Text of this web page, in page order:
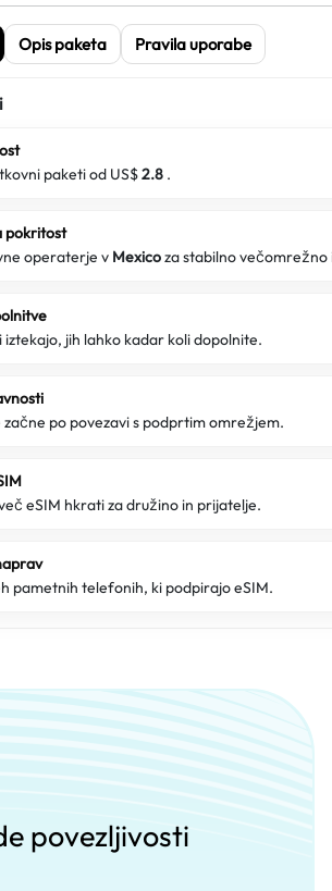
Opis paketa Pravila uporabe
paketi od US$2.8 .
pokritost
operaterje v Mexicoza stabilno večomrežno
iztekajo, jih lahko kadar koli dopolnite.
začne po povezavi s podprtim omrežjem.
eSIM hkrati za družino in prijatelje.
pametnih telefonih, ki podpirajo eSIM.
povezljivosti